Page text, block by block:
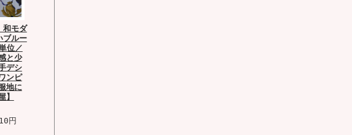
和モダ
ブルー
位／
と少
デシ
ンピ
地に
】
円